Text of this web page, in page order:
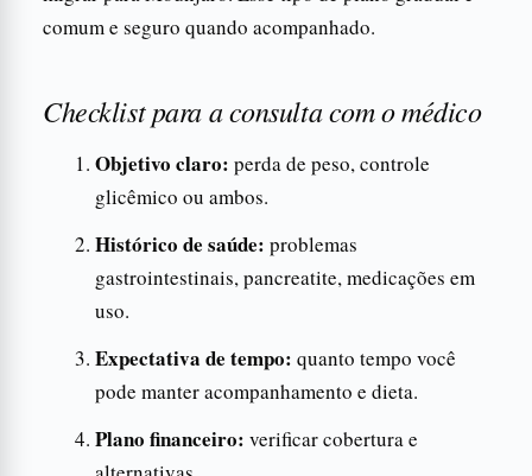
comum e seguro quando acompanhado.
Checklist para a consulta com o médico
Objetivo claro: perda de peso, controle
glicêmico ou ambos.
Histórico de saúde: problemas
gastrointestinais, pancreatite, medicações em
uso.
Expectativa de tempo: quanto tempo você
pode manter acompanhamento e dieta.
Plano financeiro: verificar cobertura e